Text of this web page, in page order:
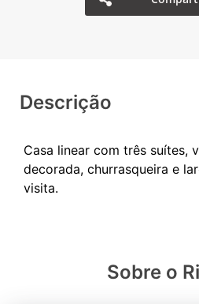
Descrição
Casa linear com três suítes,
decorada, churrasqueira e
Sobre o